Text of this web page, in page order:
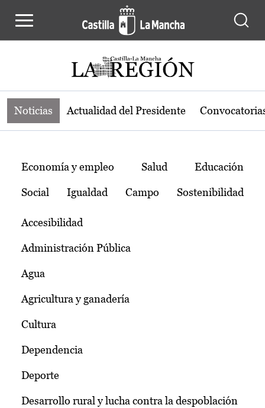
Noticias de la región de Castilla-La
Noticias Actualidad del Presidente
Temas
Economía y empleo Salud Educación
Social Igualdad Campo Sostenibilidad
Accesibilidad
Administración Pública
Agua
Agricultura y ganadería
Cultura
Dependencia
Deporte
Desarrollo rural y lucha contra la despoblación